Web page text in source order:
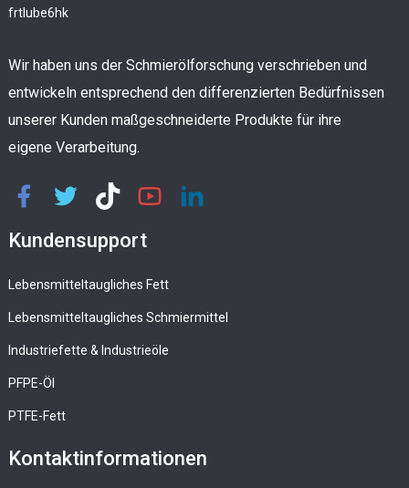
Wir haben uns der Schmierölforschung verschrieben und
entwickeln entsprechend den differenzierten Bedürfnissen
unserer Kunden maßgeschneiderte Produkte für ihre
eigene Verarbeitung.
Kundensupport
Lebensmitteltaugliches Fett
Lebensmitteltaugliches Schmiermittel
Industriefette & Industrieöle
PFPE-Öl
PTFE-Fett
Kontaktinformationen